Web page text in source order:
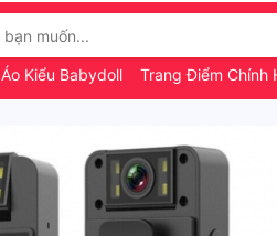
Áo Kiểu Babydoll Trang Điểm Chính